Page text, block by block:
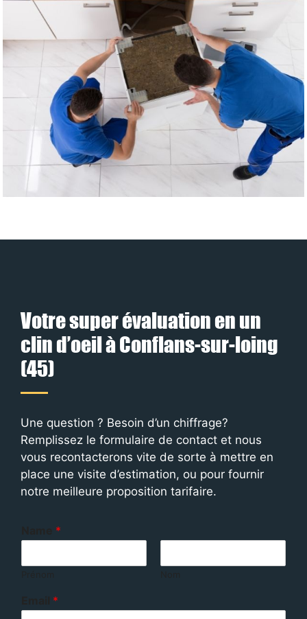
Votre super évaluation en un
clin d’oeil à Conflans-sur-loing
(45)
Une question ? Besoin d’un chiffrage?
Remplissez le formulaire de contact et nous
vous recontacterons vite de sorte à mettre en
place une visite d’estimation, ou pour fournir
notre meilleure proposition tarifaire.
*
*